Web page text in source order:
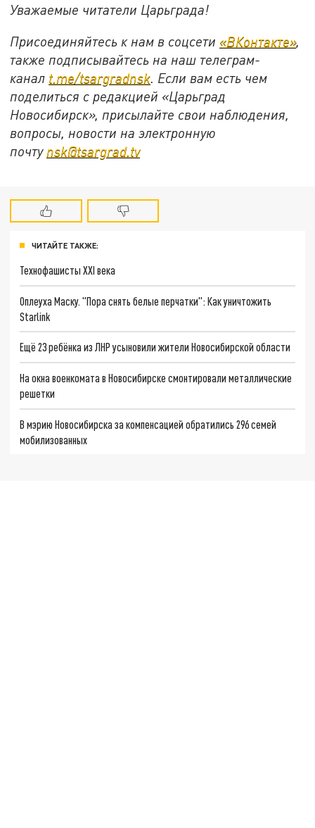
Уважаемые читатели Царьграда!
Присоединяйтесь к нам в соцсети «ВКонтакте»,
также подписывайтесь на наш телеграм-
канал t.me/tsargradnsk. Если вам есть чем
поделиться с редакцией «Царьград
Новосибирск», присылайте свои наблюдения,
вопросы, новости на электронную
почту nsk@tsargrad.tv
ЧИТАЙТЕ ТАКЖЕ:
Технофашисты XXI века
Оплеуха Маску. "Пора снять белые перчатки": Как уничтожить
Starlink
Ещё 23 ребёнка из ЛНР усыновили жители Новосибирской области
На окна военкомата в Новосибирске смонтировали металлические
решетки
В мэрию Новосибирска за компенсацией обратились 296 семей
мобилизованных